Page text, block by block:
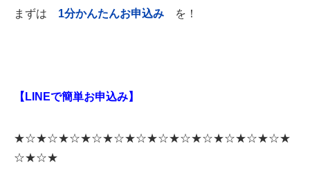
まずは 1分かんたんお申込み を！
【LINEで簡単お申込み】
★☆★☆★☆★☆★☆★☆★☆★☆★☆★☆★☆★☆★
☆★☆★